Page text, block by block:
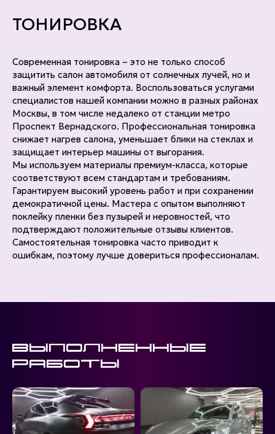
ТОНИРОВКА
Современная тонировка – это не только способ
защитить салон автомобиля от солнечных лучей, но и
важный элемент комфорта. Воспользоваться услугами
специалистов нашей компании можно в разных районах
Москвы, в том числе недалеко от станции метро
Проспект Вернадского. Профессиональная тонировка
снижает нагрев салона, уменьшает блики на стеклах и
защищает интерьер машины от выгорания.
Мы используем материалы премиум-класса, которые
соответствуют всем стандартам и требованиям.
Гарантируем высокий уровень работ и при сохранении
демократичной цены. Мастера с опытом выполняют
поклейку пленки без пузырей и неровностей, что
подтверждают положительные отзывы клиентов.
Самостоятельная тонировка часто приводит к
ошибкам, поэтому лучше довериться профессионалам.
Выполненные
работы